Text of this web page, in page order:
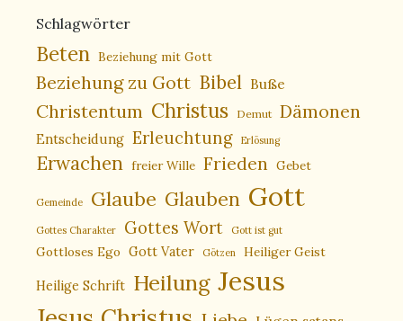
Schlagwörter
Beten Beziehung mit Gott
Beziehung zu Gott Bibel Buße
Christentum Christus Demut Dämonen
Entscheidung Erleuchtung Erlösung
Erwachen freier Wille Frieden Gebet
Gemeinde Glaube Glauben Gott
Gottes Charakter Gottes Wort Gott ist gut
Gottloses Ego Gott Vater Götzen Heiliger Geist
Heilige Schrift Heilung Jesus